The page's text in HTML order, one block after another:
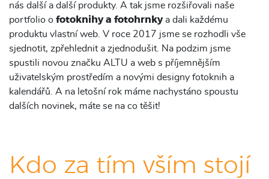
nás další a další produkty. A tak jsme rozšiřovali naše
portfolio o fotoknihy a fotohrnkya dali každému
produktu vlastní web. V roce 2017 jsme se rozhodli vše
sjednotit, zpřehlednit a zjednodušit. Na podzim jsme
spustili novou značku ALTU a web s příjemnějším
uživatelským prostředím a novými designy fotoknih a
kalendářů. A na letošní rok máme nachystáno spoustu
dalších novinek, máte se na co těšit!
Kdo za tím vším stojí